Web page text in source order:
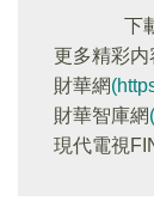
下
更多精彩内
財華網
財華智庫網
現代電視